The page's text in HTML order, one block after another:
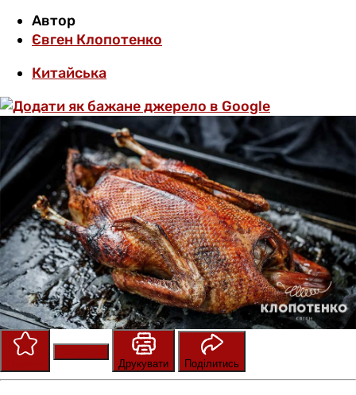
Автор
Євген Клопотенко
Китайська
Друкувати
Поділитись